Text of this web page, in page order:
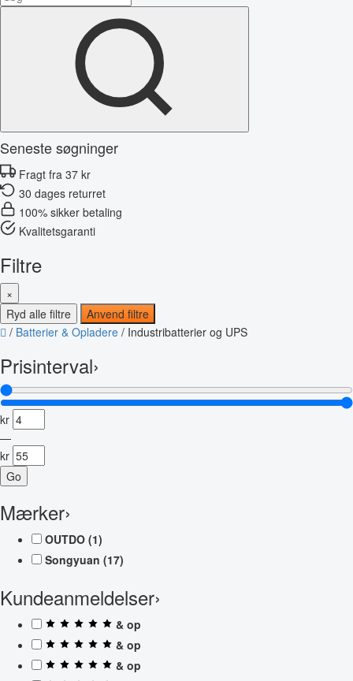
Seneste søgninger
Fragt fra 37 kr
30 dages returret
100% sikker betaling
Kvalitetsgaranti
Filtre
×
Ryd alle filtre
Anvend filtre
/ Batterier & Opladere / Industribatterier og UPS
Prisinterval›
kr
—
kr
Go
Mærker›
OUTDO (1)
Songyuan (17)
Kundeanmeldelser›
& op
& op
& op